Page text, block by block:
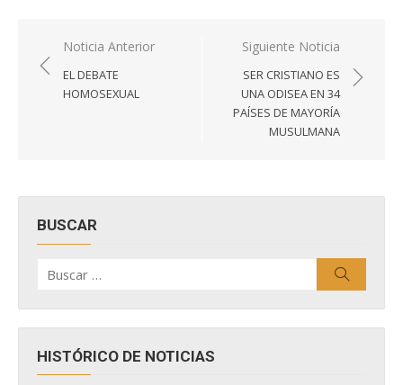
Navegación
de
entradas
Noticia Anterior
EL DEBATE
HOMOSEXUAL
Siguiente Noticia
SER CRISTIANO ES
UNA ODISEA EN 34
PAÍSES DE MAYORÍA
MUSULMANA
BUSCAR
por:
HISTÓRICO DE NOTICIAS